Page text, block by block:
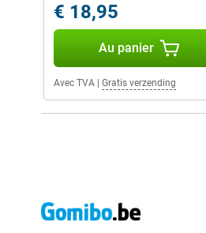
€ 18,95
Au panier
Avec TVA Gratis verzending